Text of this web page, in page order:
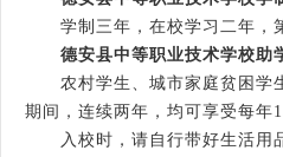
学制三年，在校学习二年，第
德安县中等职业技术学校助
农村学生、城市家庭贫困学
期间，连续两年，均可享受每年
入校时，请自行带好生活用